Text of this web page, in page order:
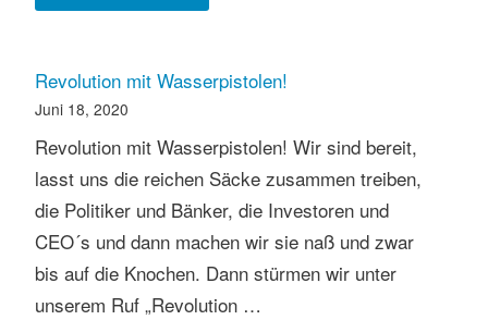
in
Revolution mit Wasserpistolen!
Juni 18, 2020
Revolution mit Wasserpistolen! Wir sind bereit,
lasst uns die reichen Säcke zusammen treiben,
die Politiker und Bänker, die Investoren und
CEO´s und dann machen wir sie naß und zwar
bis auf die Knochen. Dann stürmen wir unter
unserem Ruf „Revolution …